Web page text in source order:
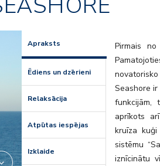
Apraksts
Ēdiens un dzērieni
Relaksācija
Atpūtas iespējas
Izklaide
Pirmais
Seashore
funkcijām,
aprīkots
kruīza
sistēmu
iznīcinātu